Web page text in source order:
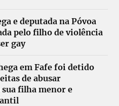
e deputada na Póvoa
pelo filho de violência
gay
em Fafe foi detido
de abusar
filha menor e